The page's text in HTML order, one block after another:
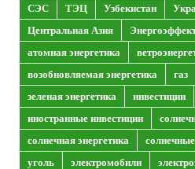
СЭС
ТЭЦ Узбекистан
Центральная Азия
атомная энергетика
возобновляемая энергетика
газ
зеленая энергетика
инвестиции
иностранные инвестиции
солнечная энергетика
уголь
электромобили